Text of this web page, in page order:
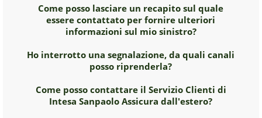
Come posso lasciare un recapito sul quale
essere contattato per fornire ulteriori
informazioni sul mio sinistro?
Ho interrotto una segnalazione, da quali canali
posso riprenderla?
Come posso contattare il Servizio Clienti di
Intesa Sanpaolo Assicura dall'estero?